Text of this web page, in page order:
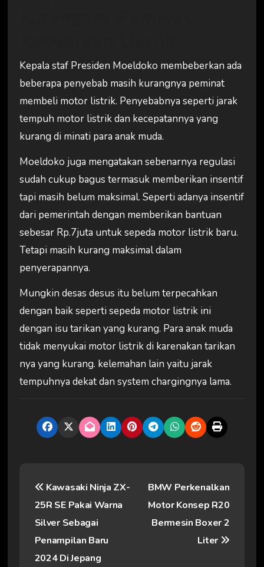
Kepala staf Presiden Moeldoko membeberkan ada
beberapa penyebab masih kurangnya peminat
membeli motor listrik. Penyebabnya seperti jarak
tempuh motor listrik dan kecepatannya yang
kurang di minati para anak muda.
Moeldoko juga mengatakan sebenarnya regulasi
sudah cukup bagus termasuk memberikan insentif
tapi masih belum maksimal. Seperti adanya insentif
dari pemerintah dengan memberikan bantuan
sebesar Rp.7juta untuk sepeda motor listrik baru.
Tetapi masih kurang maksimal dalam
penyerapannya.
Mungkin desas desus itu belum terpecahkan
dengan baik seperti sepeda motor listrik ini
dengan isu tarikan yang kurang. Para anak muda
tidak menyukai motor listrik di karenakan tarikan
nya yang kurang. kelemahan lain yaitu jarak
tempuhnya dekat dan system chargingnya lama.
Kawasaki Ninja ZX-
25R SE Pakai Warna
Silver Sebagai
Penampilan Baru
2024 Di Jepang
BMW Perkenalkan
Motor Konsep R20
Bermesin Boxer 2
Liter